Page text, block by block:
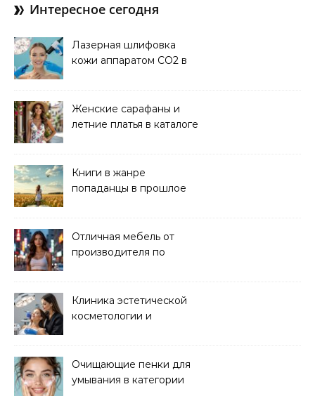
Интересное сегодня
Лазерная шлифовка
кожи аппаратом CO2 в
Женские сарафаны и
летние платья в каталоге
Книги в жанре
попаданцы в прошлое
Отличная мебель от
производителя по
Клиника эстетической
косметологии и
Очищающие пенки для
умывания в категории